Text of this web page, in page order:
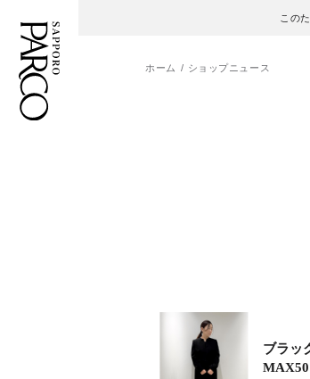
この
ホーム ショップニュース
ブラッ
MAX50